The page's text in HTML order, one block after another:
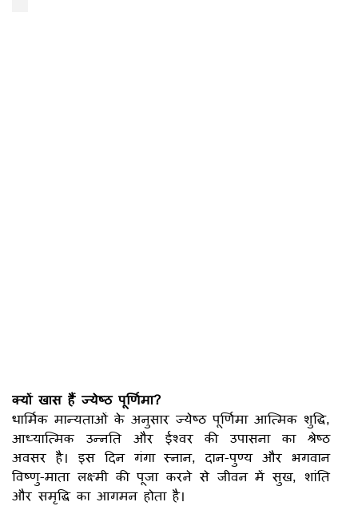
क्यों खास हैं ज्येष्ठ पूर्णिमा?
धार्मिक मान्यताओं के अनुसार ज्येष्ठ पूर्णिमा आत्मिक शुद्धि,
आध्यात्मिक उन्नति और ईश्वर की उपासना का श्रेष्ठ
अवसर है। इस दिन गंगा स्नान, दान-पुण्य और भगवान
विष्णु-माता लक्ष्मी की पूजा करने से जीवन में सुख, शांति
और समृद्धि का आगमन होता है।